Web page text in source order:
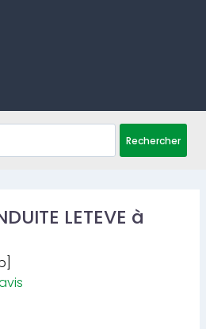
Rechercher
LETEVE à